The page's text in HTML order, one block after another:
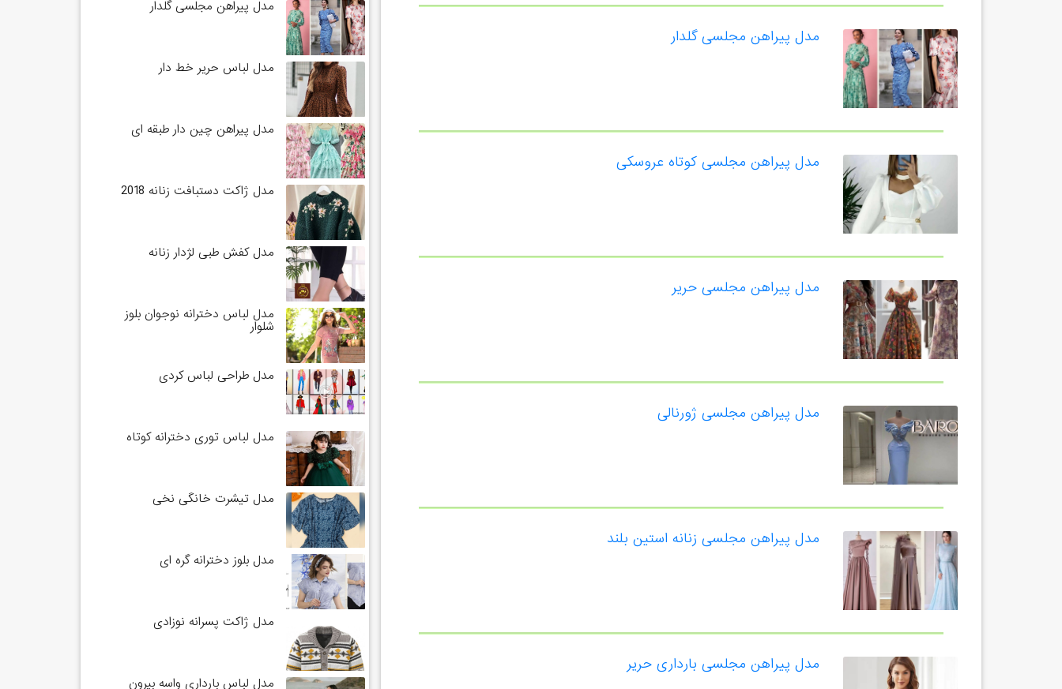
مدل پیراهن مجلسی گلدار
مدل پیراهن مجلسی کوتاه عروسکی
مدل پیراهن مجلسی حریر
مدل پیراهن مجلسی ژورنالی
مدل پیراهن مجلسی زنانه استین بلند
مدل پیراهن مجلسی بارداری حریر
مدل پیراهن مجلسی گلدار
مدل لباس حریر خط دار
مدل پیراهن چین دار طبقه ای
مدل ژاکت دستبافت زنانه 2018
مدل کفش طبی لژدار زنانه
مدل لباس دخترانه نوجوان بلوز
شلوار
مدل طراحی لباس کردی
مدل لباس توری دخترانه کوتاه
مدل تیشرت خانگی نخی
مدل بلوز دخترانه گره ای
مدل ژاکت پسرانه نوزادی
مدل لباس بارداری واسه بیرون